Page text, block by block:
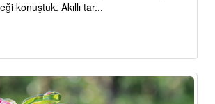
konuştuk. Akıllı tar...